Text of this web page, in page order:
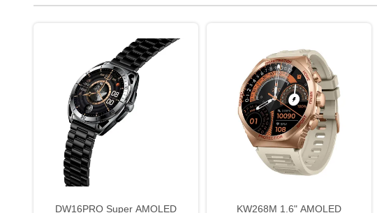
DW16PRO Super AMOLED
KW268M 1.6" AMOLED